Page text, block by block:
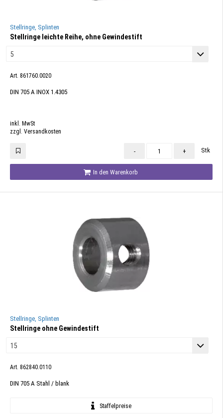
Stellringe, Splinten
Stellringe leichte Reihe, ohne Gewindestift
Art. 861760.0020
DIN 705 A INOX 1.4305
inkl. MwSt
zzgl. Versandkosten
- + Stk
In den Warenkorb
Stellringe, Splinten
Stellringe ohne Gewindestift
Art. 862840.0110
DIN 705 A Stahl / blank
Staffelpreise